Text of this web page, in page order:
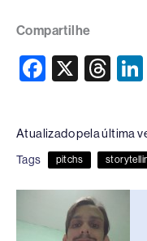
Compartilhe
F
c
e
b
o
o
X
T
e
a
d
s
Atualizado pela última
Tags pitchs